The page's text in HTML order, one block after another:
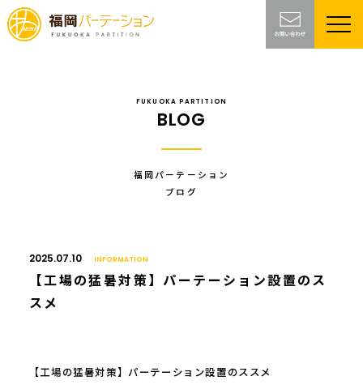
FUKUOKA PARTITION
BLOG
福岡パーテーション
ブログ
2025.07.10 INFORMATION
【工場の猛暑対策】パーテーション設置のス
スメ
【工場の猛暑対策】パーテーション設置のススメ